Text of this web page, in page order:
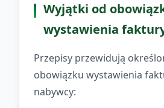
Wyjątki od
wystawienia
Przepisy przewidują
obowiązku wystawienia
nabywcy: